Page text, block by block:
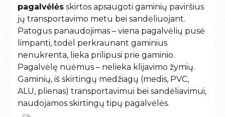
pagalvėlės skirtos apsaugoti gaminių paviršius
jų transportavimo metu bei sandėliuojant.
Patogus panaudojimas – viena pagalvėlių pusė
limpanti, todėl perkraunant gaminius
nenukrenta, lieka prilipusi prie gaminio.
Pagalvėlę nuėmus – nelieka klijavimo žymių.
Gaminių, iš skirtingų medžiagų (medis, PVC,
ALU, plienas) transportavimui bei sandėliavimui,
naudojamos skirtingų tipų pagalvėlės.